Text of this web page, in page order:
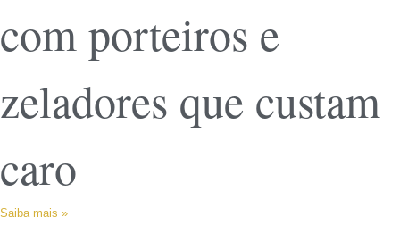
com porteiros e
zeladores que custam
caro
Saiba mais »